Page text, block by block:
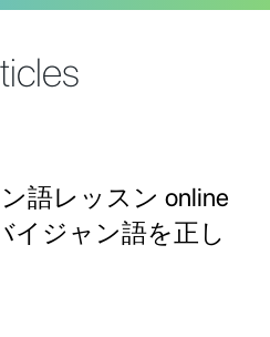
語レッスン online
イジャン語を正し